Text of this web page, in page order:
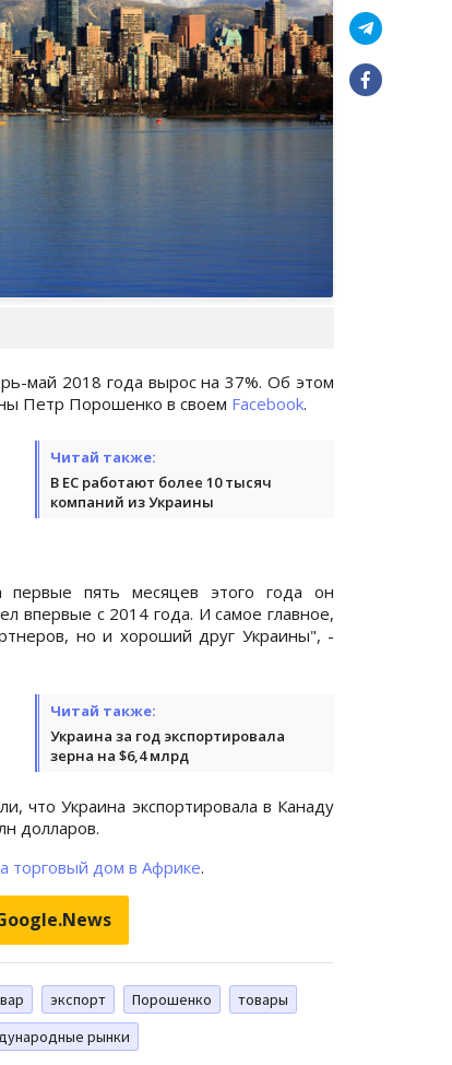
май 2018 года вырос на 37%. Об этом
Петр Порошенко в своем Facebook.
Читай также:
В ЕС работают более 10 тысяч
компаний из Украины
первые пять месяцев этого года он
впервые с 2014 года. И самое главное,
но и хороший друг Украины", -
Читай также:
Украина за год экспортировала
зерна на $6,4 млрд
что Украина экспортировала в Канаду
долларов.
торговый дом в Африке.
экспорт Порошенко
товары
рынки